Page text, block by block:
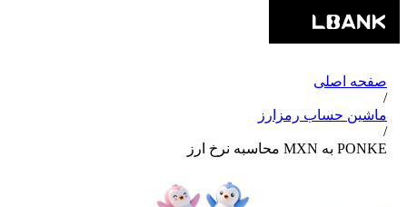
صفحه اصلی
/
ماشین حساب رمزارز
/
PONKE به MXN محاسبه نرخ ارز